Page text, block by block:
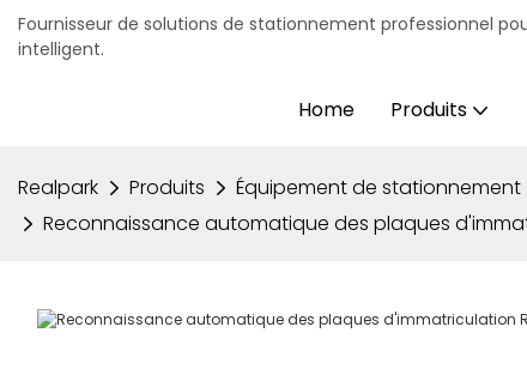
Fournisseur de solutions de stationnement professionnel
intelligent.
Home Produits
Realpark Produits Équipement de stationnement
Reconnaissance automatique des plaques